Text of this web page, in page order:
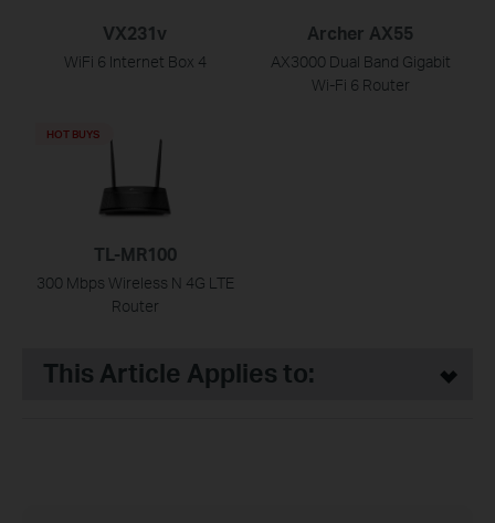
VX231v
WiFi 6 Internet Box 4
Archer AX55
AX3000 Dual Band Gigabit
Wi-Fi 6 Router
TL-MR100
300 Mbps Wireless N 4G LTE
Router
HOT BUYS
This Article Applies to: